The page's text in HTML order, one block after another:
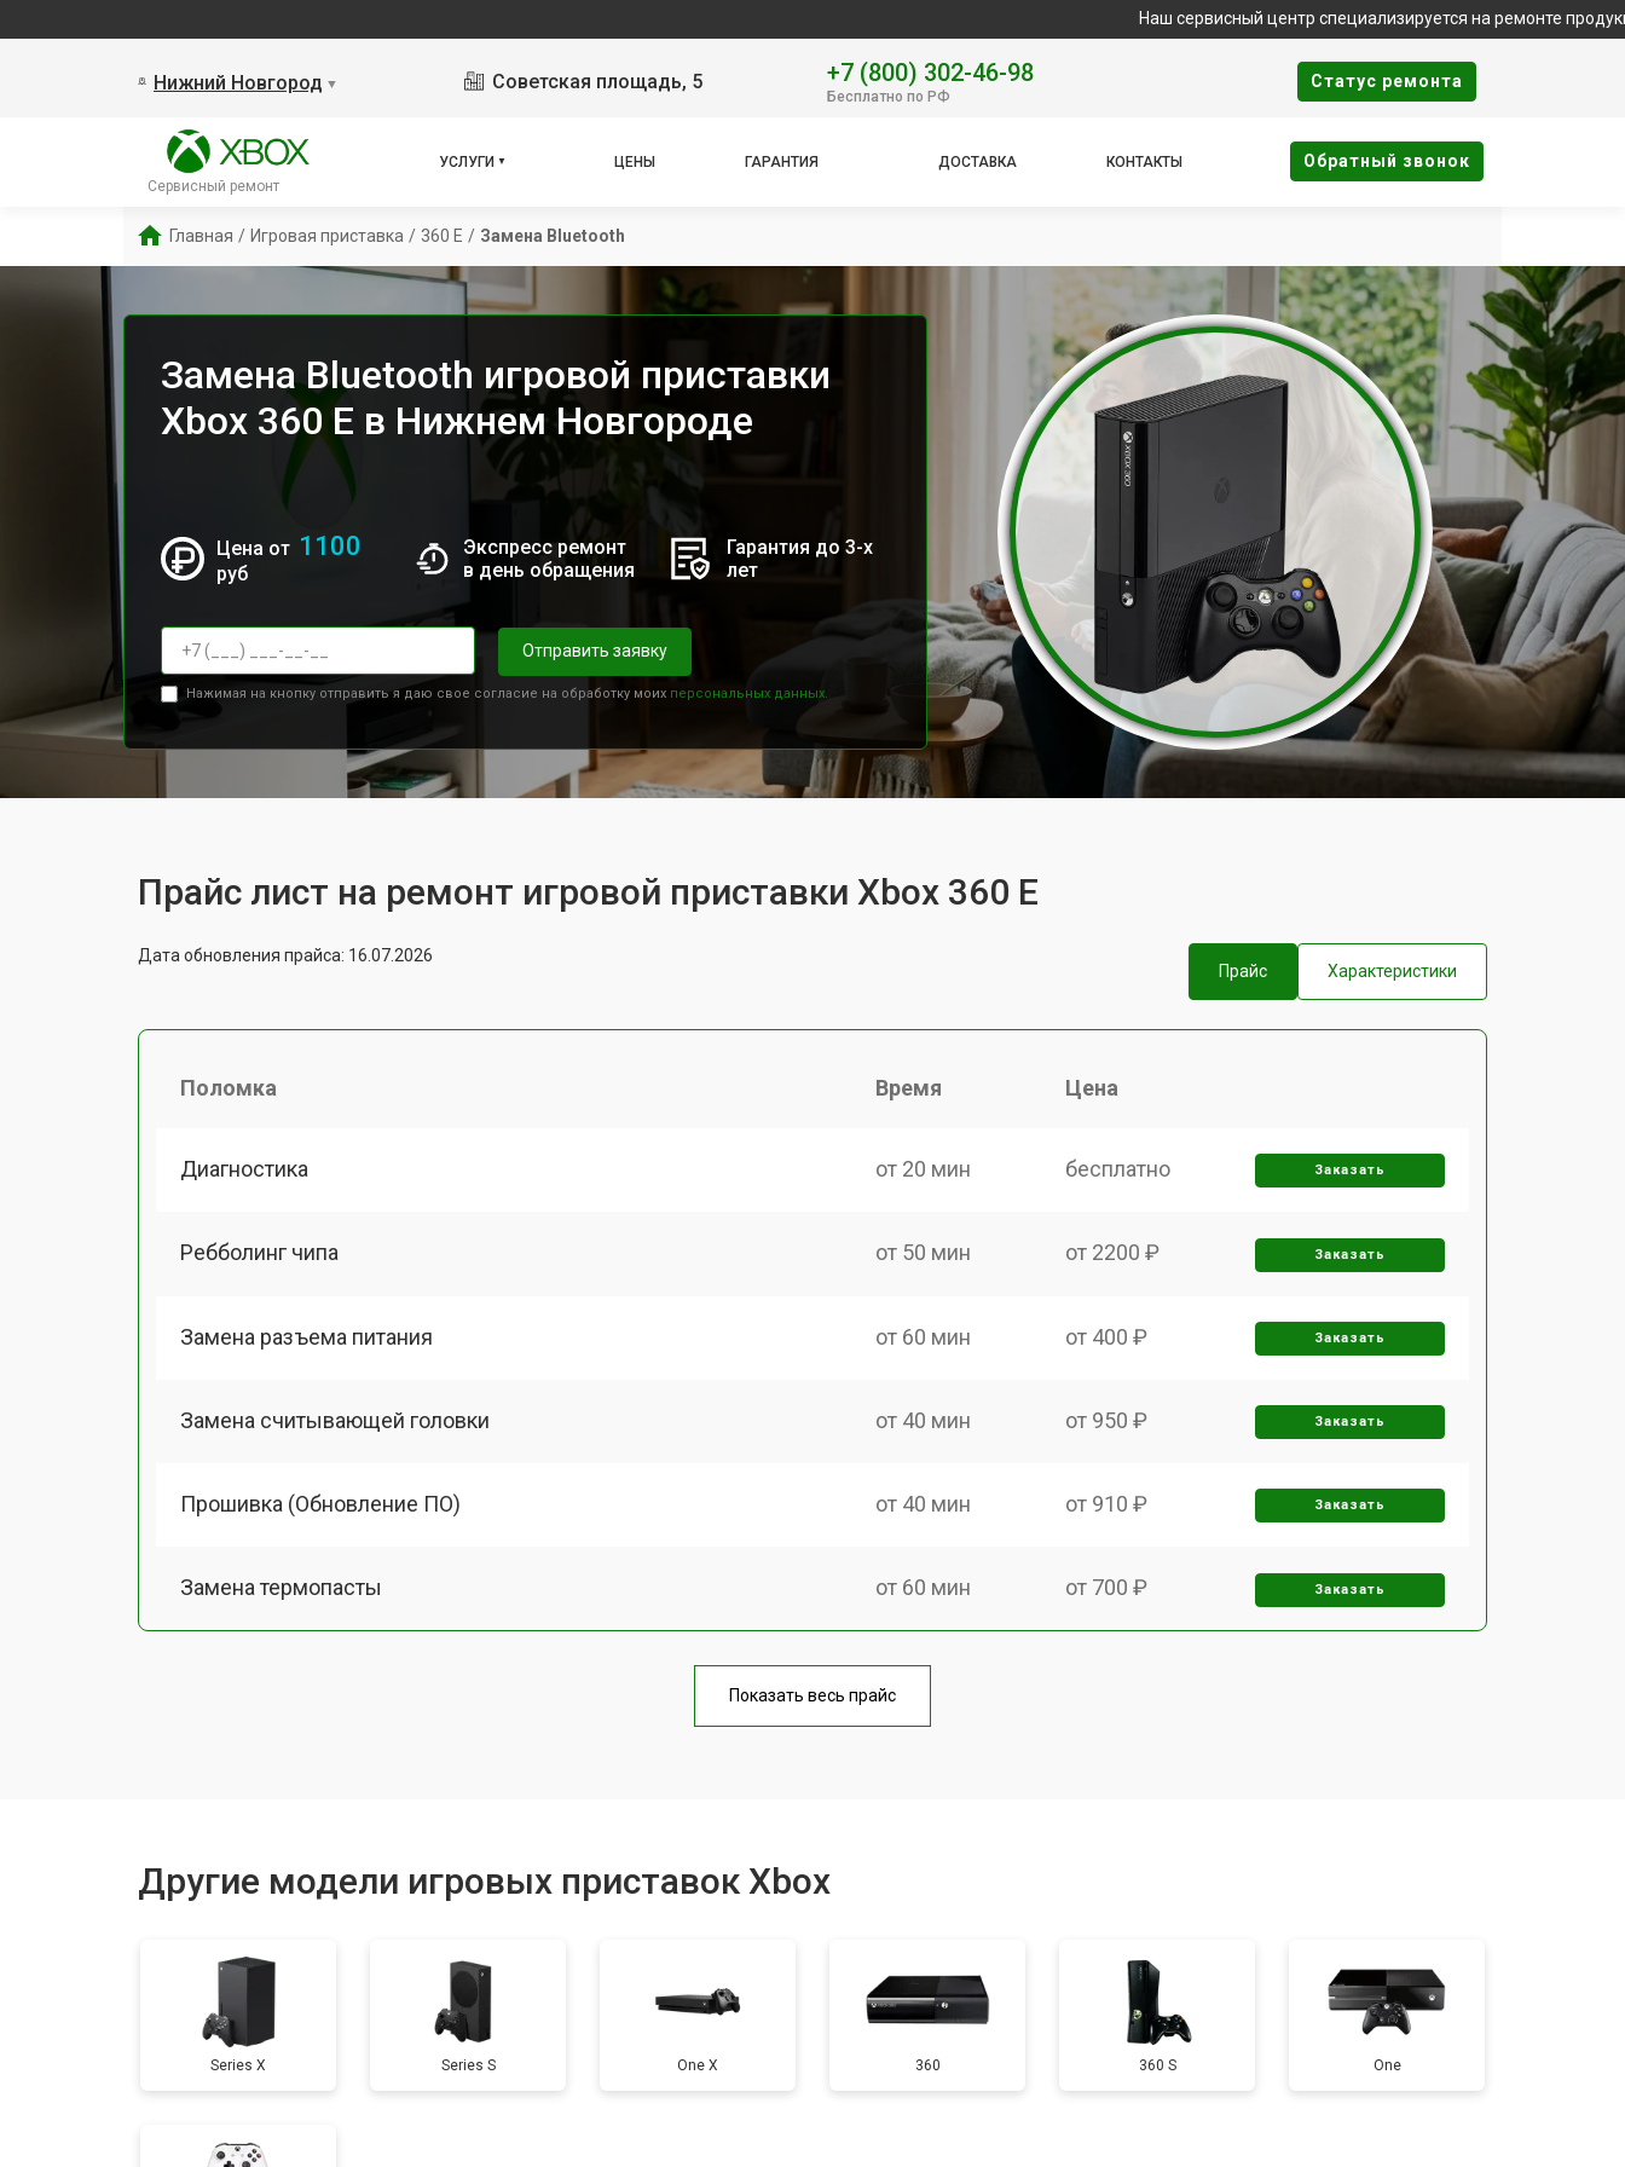
Наш сервисный центр специализируется на ремонте продукции
Нижний Новгород ▼ Советская площадь, 5 +7 (800) 302-46-98
Бесплатно по РФ
Cтатус ремонта
Сервисный ремонт
УСЛУГИ ЦЕНЫ ГАРАНТИЯ ДОСТАВКА КОНТАКТЫ Oбратный звонок
Главная / Игровая приставка / 360 E / Замена Bluetooth
Замена Bluetooth игровой приставки
Xbox 360 E в Нижнем Новгороде
Цена от 1100
руб
Экспресс ремонт
в день обращения
Гарантия до 3-х
лет
Отправить заявку
Нажимая на кнопку отправить я даю свое согласие на обработку моих персональных данных.
Прайс лист на ремонт игровой приставки Xbox 360 E
Дата обновления прайса: 16.07.2026
Прайс
Характеристики
Поломка Время Цена
Диагностика от 20 мин бесплатно Заказать
Ребболинг чипа от 50 мин от 2200 ₽ Заказать
Замена разъема питания от 60 мин от 400 ₽ Заказать
Замена считывающей головки от 40 мин от 950 ₽ Заказать
Прошивка (Обновление ПО) от 40 мин от 910 ₽ Заказать
Замена термопасты от 60 мин от 700 ₽ Заказать
от 40 мин
Замена аудиоразъема от 40 мин от 650 ₽ Заказать
Замена HDD (замена жёсткого диска) от 60 мин от 300 ₽ Заказать
Показать весь прайс
Другие модели игровых приставок Xbox
Series X Series S One X 360 360 S One